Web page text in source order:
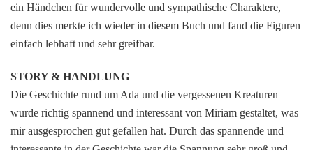
ein Händchen für wundervolle und sympathische Charaktere,
denn dies merkte ich wieder in diesem Buch und fand die Figuren
einfach lebhaft und sehr greifbar.
STORY & HANDLUNG
Die Geschichte rund um Ada und die vergessenen Kreaturen
wurde richtig spannend und interessant von Miriam gestaltet, was
mir ausgesprochen gut gefallen hat. Durch das spannende und